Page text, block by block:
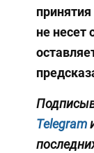
не несет
Telegram